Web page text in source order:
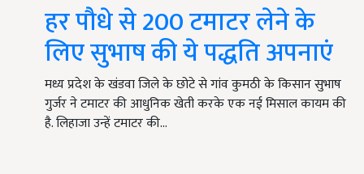
हर पौधे से 200 टमाटर लेने के
लिए सुभाष की ये पद्धति अपनाएं
मध्य प्रदेश के खंडवा जिले के छोटे से गांव कुमठी के किसान सुभाष
गुर्जर ने टमाटर की आधुनिक खेती करके एक नई मिसाल कायम की
है. लिहाजा उन्हें टमाटर की…